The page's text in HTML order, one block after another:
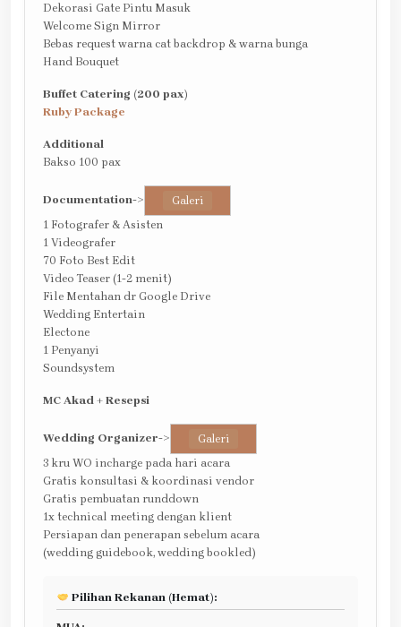
Dekorasi Gate Pintu Masuk
Welcome Sign Mirror
Bebas request warna cat backdrop & warna bunga
Hand Bouquet
Buffet Catering (200 pax)
Ruby Package
Additional
Bakso 100 pax
Documentation-> Galeri
1 Fotografer & Asisten
1 Videografer
70 Foto Best Edit
Video Teaser (1-2 menit)
File Mentahan dr Google Drive
Wedding Entertain
Electone
1 Penyanyi
Soundsystem
MC Akad + Resepsi
Wedding Organizer-> Galeri
3 kru WO incharge pada hari acara
Gratis konsultasi & koordinasi vendor
Gratis pembuatan runddown
1x technical meeting dengan klient
Persiapan dan penerapan sebelum acara
(wedding guidebook, wedding bookled)
Pilihan Rekanan (Hemat):